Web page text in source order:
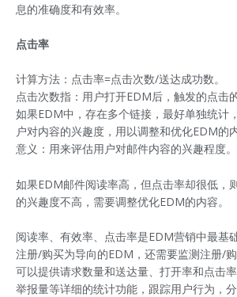
息的准确度和有效率。
点击率
计算方法：点击率=点击次数/送达成功数
点击次数指：用户打开EDM后，触发的点击
如果EDM中，存在多个链接，最好单独统计
户对内容的兴趣度，用以调整和优化EDM
意义：用来评估用户对邮件内容的兴趣程度。
如果EDM邮件阅读率高，但点击率却很低，
的兴趣度不高，需要调整优化EDM的内容。
阅读率、有效率、点击率是EDM营销中最基
注册/购买为导向的EDM，还需要监测注册/
可以提供请求数量和送达量、打开率和点击
举报量等详细的统计功能，跟踪用户行为，